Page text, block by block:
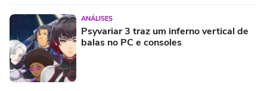
ANÁLISES
Psyvariar 3 traz um inferno vertical de
balas no PC e consoles